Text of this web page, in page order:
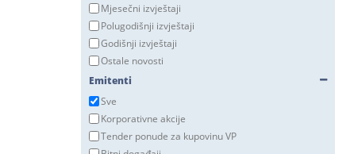
Mjesečni izvještaji
Polugodišnji izvještaji
Godišnji izvještaji
Ostale novosti
Emitenti
Sve
Korporativne akcije
Tender ponude za kupovinu VP